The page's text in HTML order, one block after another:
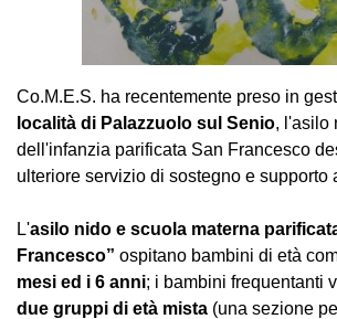
Co.M.E.S. ha recentemente preso in
località di Palazzuolo sul Senio, l'asilo
dell'infanzia parificata San Francesco
ulteriore servizio di sostegno e supporto
L'asilo nido e scuola materna
Francesco” ospitano bambini di età
mesi ed i 6 anni; i bambini frequentanti
due gruppi di età mista (una sezione